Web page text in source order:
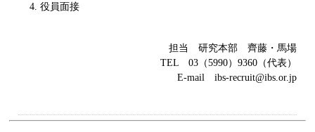
4. 役員面接
担当 研究本部 齊藤・馬場
TEL 03（5990）9360（代表）
E-mail ibs-recruit@ibs.or.jp